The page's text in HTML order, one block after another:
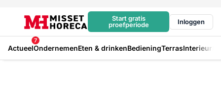
Start gratis
proefperiode
Inloggen
Actueel
7
OndernemenEten & drinkenBedieningTerrasInterieur